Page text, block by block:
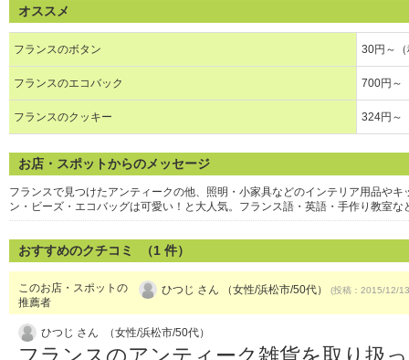
オススメ
フランスのボタン 30円～
フランスのエコバック 700円～
フランスのクッキー 324円～
お店・スポットからのメッセージ
フランスで見つけたアンティークの他、照明・小家具などのインテリア用品や
ン・ビーズ・エコバッグは可愛い！と大人気。フランス語・英語・手作り教室
おすすめのクチコミ （1 件）
このお店・スポットの
推薦者
ひつじ さん （女性/浜松市/50代） (投稿：2015/12/
ひつじ さん （女性/浜松市/50代）